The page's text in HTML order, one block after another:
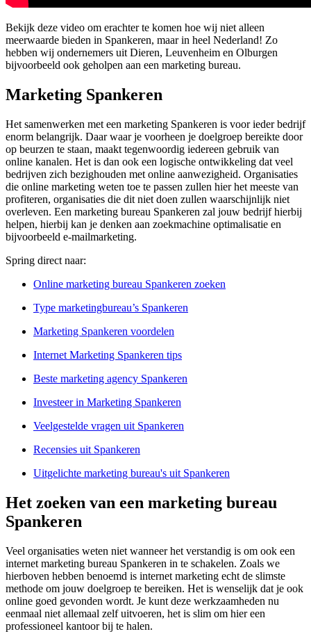
Bekijk deze video om erachter te komen hoe wij niet alleen
meerwaarde bieden in Spankeren, maar in heel Nederland! Zo
hebben wij ondernemers uit Dieren, Leuvenheim en Olburgen
bijvoorbeeld ook geholpen aan een marketing bureau.
Marketing Spankeren
Het samenwerken met een marketing Spankeren is voor ieder bedrijf
enorm belangrijk. Daar waar je voorheen je doelgroep bereikte door
op beurzen te staan, maakt tegenwoordig iedereen gebruik van
online kanalen. Het is dan ook een logische ontwikkeling dat veel
bedrijven zich bezighouden met online aanwezigheid. Organisaties
die online marketing weten toe te passen zullen hier het meeste van
profiteren, organisaties die dit niet doen zullen waarschijnlijk niet
overleven. Een marketing bureau Spankeren zal jouw bedrijf hierbij
helpen, hierbij kan je denken aan zoekmachine optimalisatie en
bijvoorbeeld e-mailmarketing.
Spring direct naar:
Online marketing bureau Spankeren zoeken
Type marketingbureau’s Spankeren
Marketing Spankeren voordelen
Internet Marketing Spankeren tips
Beste marketing agency Spankeren
Investeer in Marketing Spankeren
Veelgestelde vragen uit Spankeren
Recensies uit Spankeren
Uitgelichte marketing bureau's uit Spankeren
Het zoeken van een marketing bureau
Spankeren
Veel organisaties weten niet wanneer het verstandig is om ook een
internet marketing bureau Spankeren in te schakelen. Zoals we
hierboven hebben benoemd is internet marketing echt de slimste
methode om jouw doelgroep te bereiken. Het is wenselijk dat je ook
online goed gevonden wordt. Je kunt deze werkzaamheden nu
eenmaal niet allemaal zelf uitvoeren, het is slim om hier een
professioneel kantoor bij te halen.